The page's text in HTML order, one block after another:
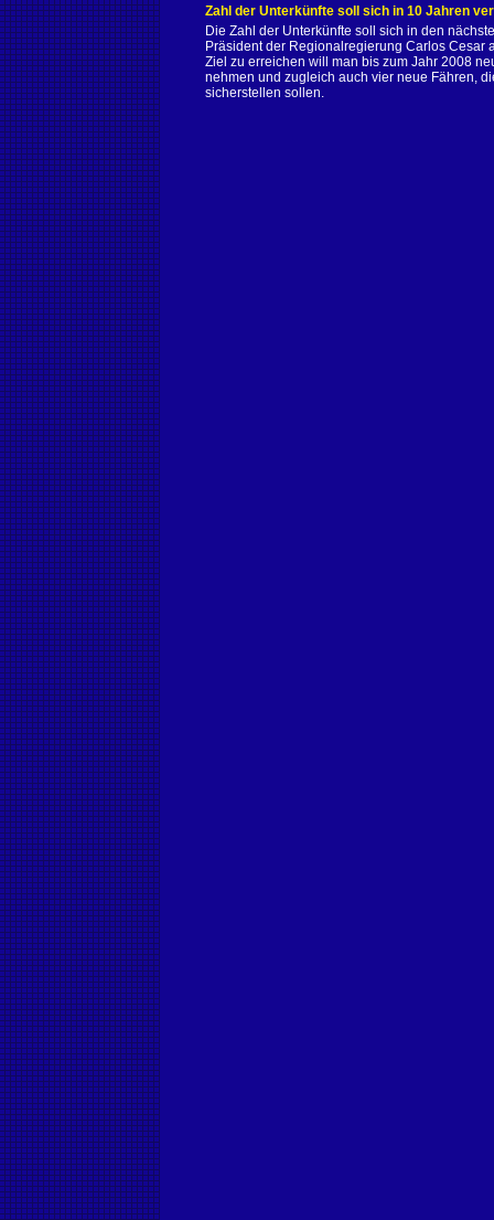
Zahl der Unterkünfte soll sich in 10 Jahren
Die Zahl der Unterkünfte soll sich in den
Präsident der Regionalregierung Carlos Cesar
Ziel zu erreichen will man bis zum Jahr 2008
nehmen und zugleich auch vier neue Fähren,
sicherstellen sollen.